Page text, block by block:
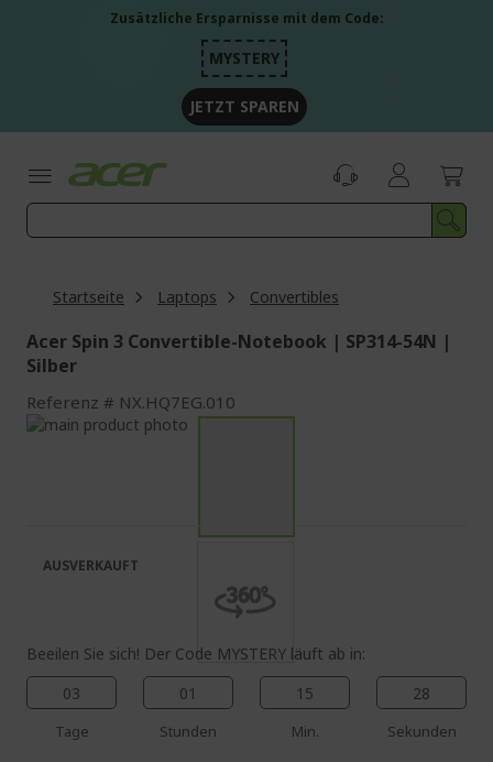
Zusätzliche Ersparnisse mit dem Code:
MYSTERY
JETZT SPAREN
Startseite Laptops Convertibles
Acer Spin 3 Convertible-Notebook | SP314-54N |
Silber
Referenz NX.HQ7EG.010
Zum
Beeilen Sie sich! Der Code MYSTERY läuft ab in:
03
Tage
01
Stunden
15
Min.
27
Sekunden
AUSVERKAUFT